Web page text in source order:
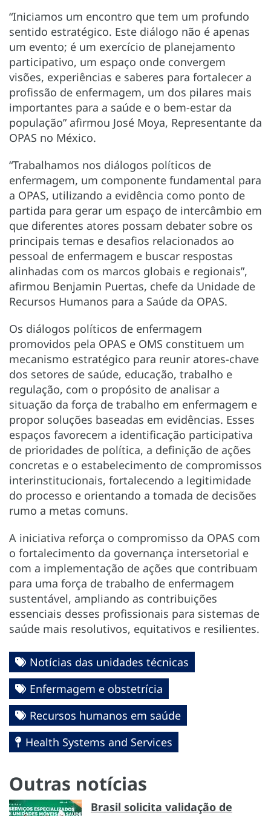
“Iniciamos um encontro que tem um profundo
sentido estratégico. Este diálogo não é apenas
um evento; é um exercício de planejamento
participativo, um espaço onde convergem
visões, experiências e saberes para fortalecer a
profissão de enfermagem, um dos pilares mais
importantes para a saúde e o bem-estar da
população” afirmou José Moya, Representante da
OPAS no México.
“Trabalhamos nos diálogos políticos de
enfermagem, um componente fundamental para
a OPAS, utilizando a evidência como ponto de
partida para gerar um espaço de intercâmbio em
que diferentes atores possam debater sobre os
principais temas e desafios relacionados ao
pessoal de enfermagem e buscar respostas
alinhadas com os marcos globais e regionais”,
afirmou Benjamin Puertas, chefe da Unidade de
Recursos Humanos para a Saúde da OPAS.
Os diálogos políticos de enfermagem
promovidos pela OPAS e OMS constituem um
mecanismo estratégico para reunir atores-chave
dos setores de saúde, educação, trabalho e
regulação, com o propósito de analisar a
situação da força de trabalho em enfermagem e
propor soluções baseadas em evidências. Esses
espaços favorecem a identificação participativa
de prioridades de política, a definição de ações
concretas e o estabelecimento de compromissos
interinstitucionais, fortalecendo a legitimidade
do processo e orientando a tomada de decisões
rumo a metas comuns.
A iniciativa reforça o compromisso da OPAS com
o fortalecimento da governança intersetorial e
com a implementação de ações que contribuam
para uma força de trabalho de enfermagem
sustentável, ampliando as contribuições
essenciais desses profissionais para sistemas de
saúde mais resolutivos, equitativos e resilientes.
Notícias das unidades técnicas
Enfermagem e obstetrícia
Recursos humanos em saúde
Health Systems and Services
Outras notícias
Brasil solicita validação de